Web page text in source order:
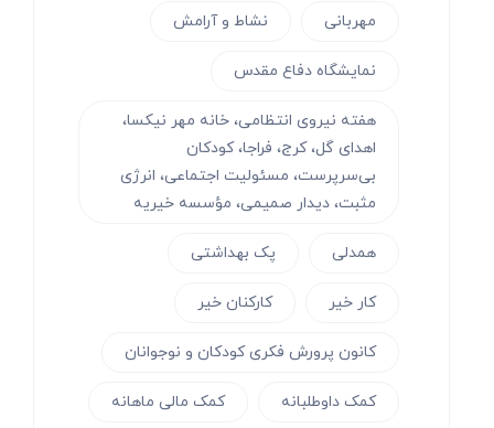
مهربانی نشاط و آرامش
نمایشگاه دفاع مقدس
هفته نیروی انتظامی، خانه مهر نیکسا،
اهدای گل، کرج، فراجا، کودکان
بی‌سرپرست، مسئولیت اجتماعی، انرژی
مثبت، دیدار صمیمی، مؤسسه خیریه
همدلی پک بهداشتی
کار خیر کارکنان خیر
کانون پرورش فکری کودکان و نوجوانان
کمک داوطلبانه کمک مالی ماهانه